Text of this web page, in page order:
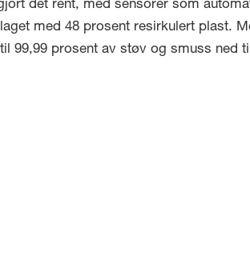
det rent, med sensorer som
med 48 prosent resirkulert plast.
99,99 prosent av støv og smuss ned